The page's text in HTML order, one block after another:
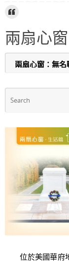
e
b
o
k
s
A
p
兩扇心
位於美國華府地